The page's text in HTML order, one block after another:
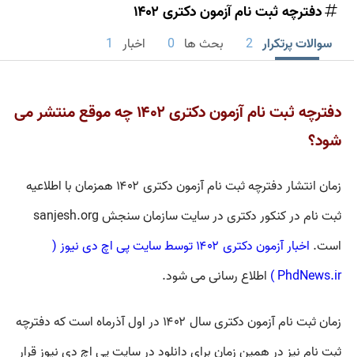
دفترچه ثبت نام آزمون دکتری ۱۴۰۲
سوالات پرتکرار 2 بحث ها 0 اخبار 1
دفترچه ثبت نام آزمون دکتری ۱۴۰۲ چه موقع منتشر می
شود؟
زمان انتشار دفترچه ثبت نام آزمون دکتری ۱۴۰۲ همزمان با اطلاعیه
ثبت نام در کنکور دکتری در سایت سازمان سنجش sanjesh.org
است.
اخبار آزمون دکتری ۱۴۰۲ توسط سایت پی اچ دی نیوز (
PhdNews.ir ) اطلاع رسانی می شود.
زمانثبت نام آزمون دکتری سال ۱۴۰۲
در اول آذرماه است که دفترچه
ثبت نام نیز در همین زمان برای دانلود در سایت پی اچ دی نیوز قرار